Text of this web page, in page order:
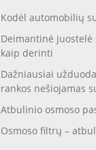
Kodėl automobilių
Deimantinė
kaip derinti
Dažniausiai
rankos nešiojamas
Atbulinio osmoso
Osmoso filtrų –